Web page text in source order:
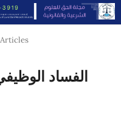
Articles
الفساد